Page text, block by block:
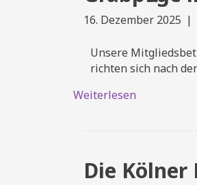
16. Dezember 2025 |
Unsere
richten sich nach
Weiterlesen
Die